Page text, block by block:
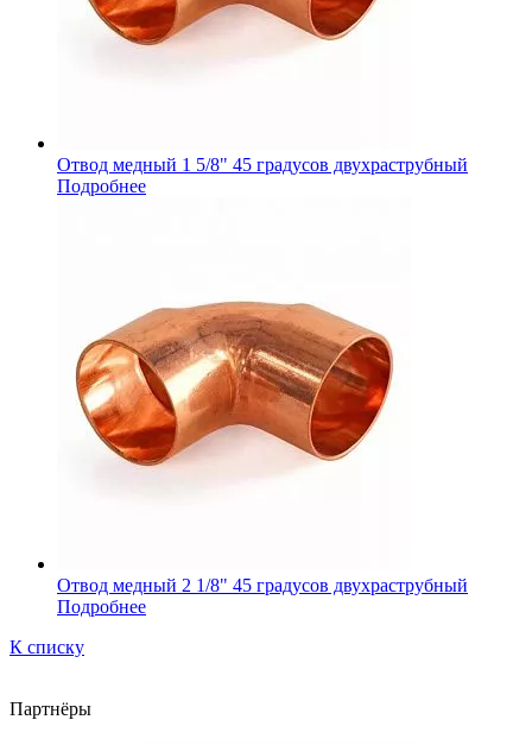
Отвод медный 1 5/8" 45 градусов двухраструбный
Подробнее
Отвод медный 2 1/8" 45 градусов двухраструбный
Подробнее
К списку
Партнёры